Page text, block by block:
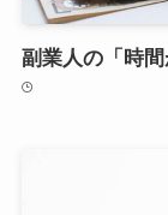
副業人の「時